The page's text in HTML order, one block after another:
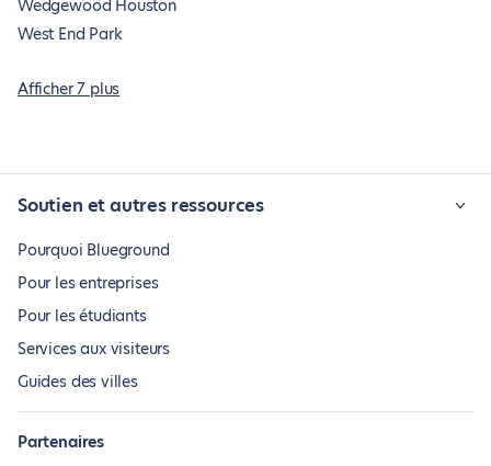
Wedgewood Houston
West End Park
Afficher 7 plus
Soutien et autres ressources
Pourquoi Blueground
Pour les entreprises
Pour les étudiants
Services aux visiteurs
Guides des villes
Partenaires